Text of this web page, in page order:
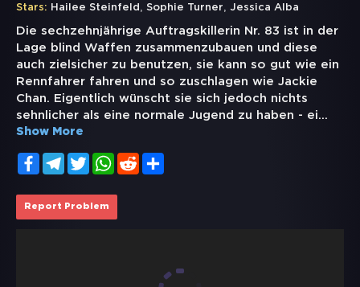
Stars: Hailee Steinfeld , Sophie Turner, Jessica Alba
Die sechzehnjährige Auftragskillerin Nr. 83 ist in der
Lage blind Waffen zusammenzubauen und diese
auch zielsicher zu benutzen, sie kann so gut wie ein
Rennfahrer fahren und so zuschlagen wie Jackie
Chan. Eigentlich wünscht sie sich jedoch nichts
sehnlicher als eine normale Jugend zu haben - ei...
Show More
FacebookTelegramTwitterWhatsApp
Reddit
Report Problem